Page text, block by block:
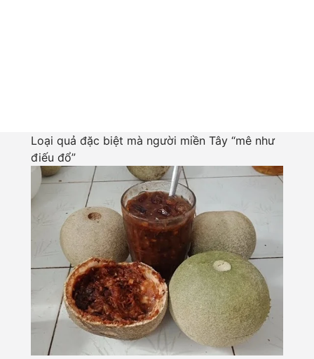
Loại quả đặc biệt mà người miền Tây “mê như
điếu đổ”